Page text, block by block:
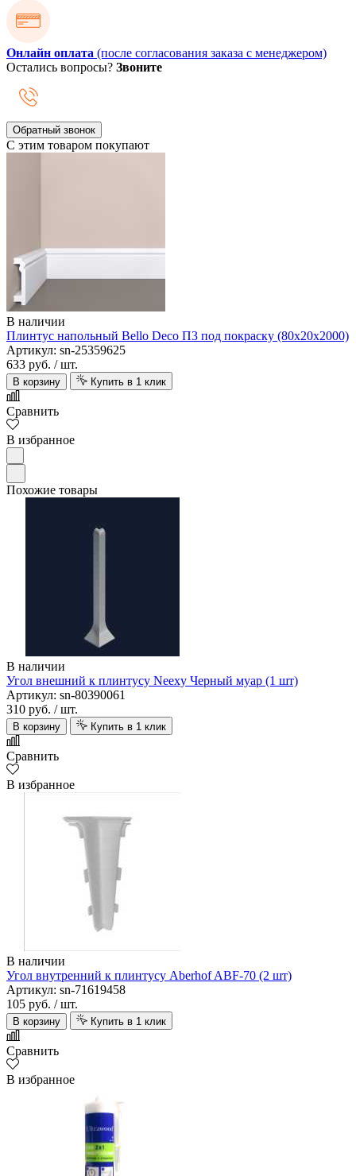
Онлайн оплата (после согласования заказа с менеджером)
Остались вопросы? Звоните
Обратный звонок
С этим товаром покупают
В наличии
Плинтус напольный Bello Deco П3 под покраску (80х20х2000)
Артикул: sn-25359625
633 руб. / шт.
В корзину Купить в 1 клик
Сравнить
В избранное
Похожие товары
В наличии
Угол внешний к плинтусу Neexy Черный муар (1 шт)
Артикул: sn-80390061
310 руб. / шт.
В корзину Купить в 1 клик
Сравнить
В избранное
В наличии
Угол внутренний к плинтусу Aberhof ABF-70 (2 шт)
Артикул: sn-71619458
105 руб. / шт.
В корзину Купить в 1 клик
Сравнить
В избранное